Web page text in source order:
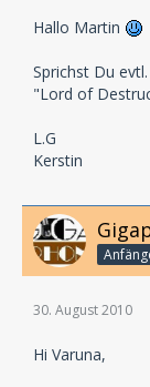
Hallo Martin
Sprichst Du
"Lord of
L.G
Kerstin
30. August 2010
Hi Varuna,